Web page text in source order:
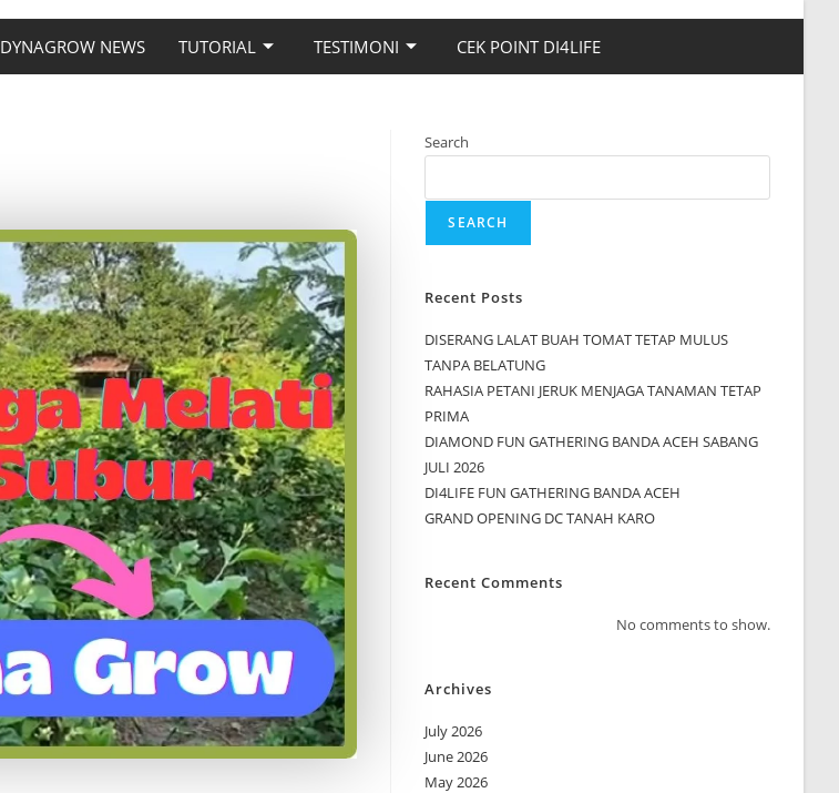
DYNAGROW NEWS TUTORIAL TESTIMONI CEK POINT DI4LIFE
Search
SEARCH
Recent Posts
DISERANG LALAT BUAH TOMAT TETAP MULUS
TANPA BELATUNG
RAHASIA PETANI JERUK MENJAGA TANAMAN TETAP
PRIMA
DIAMOND FUN GATHERING BANDA ACEH SABANG
JULI 2026
DI4LIFE FUN GATHERING BANDA ACEH
GRAND OPENING DC TANAH KARO
Recent Comments
No comments to show.
Archives
July 2026
June 2026
May 2026